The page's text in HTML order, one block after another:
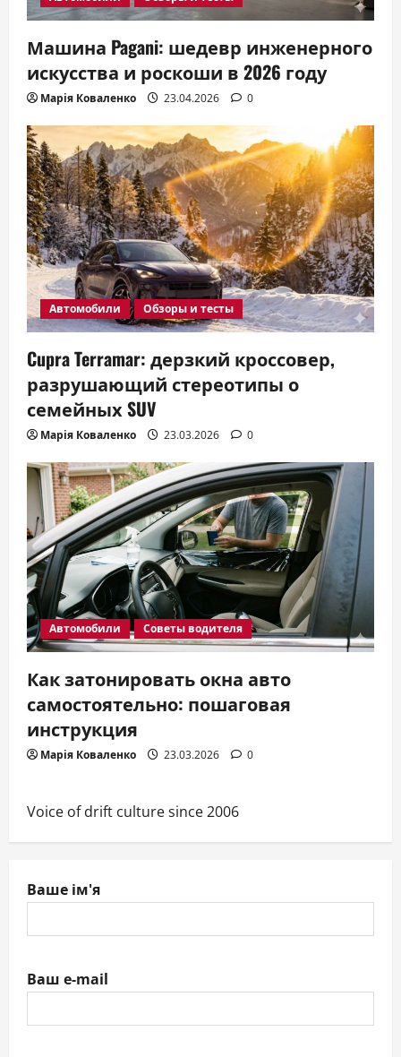
Машина Pagani: шедевр инженерного
искусства и роскоши в 2026 году
Марія Коваленко 23.04.2026 0
Автомобили Обзоры и тесты
Cupra Terramar: дерзкий кроссовер,
разрушающий стереотипы о
семейных SUV
Марія Коваленко 23.03.2026 0
Автомобили Советы водителя
Как затонировать окна авто
самостоятельно: пошаговая
инструкция
Марія Коваленко 23.03.2026 0
Voice of drift culture since 2006
Ваше ім'я
Ваш e-mail